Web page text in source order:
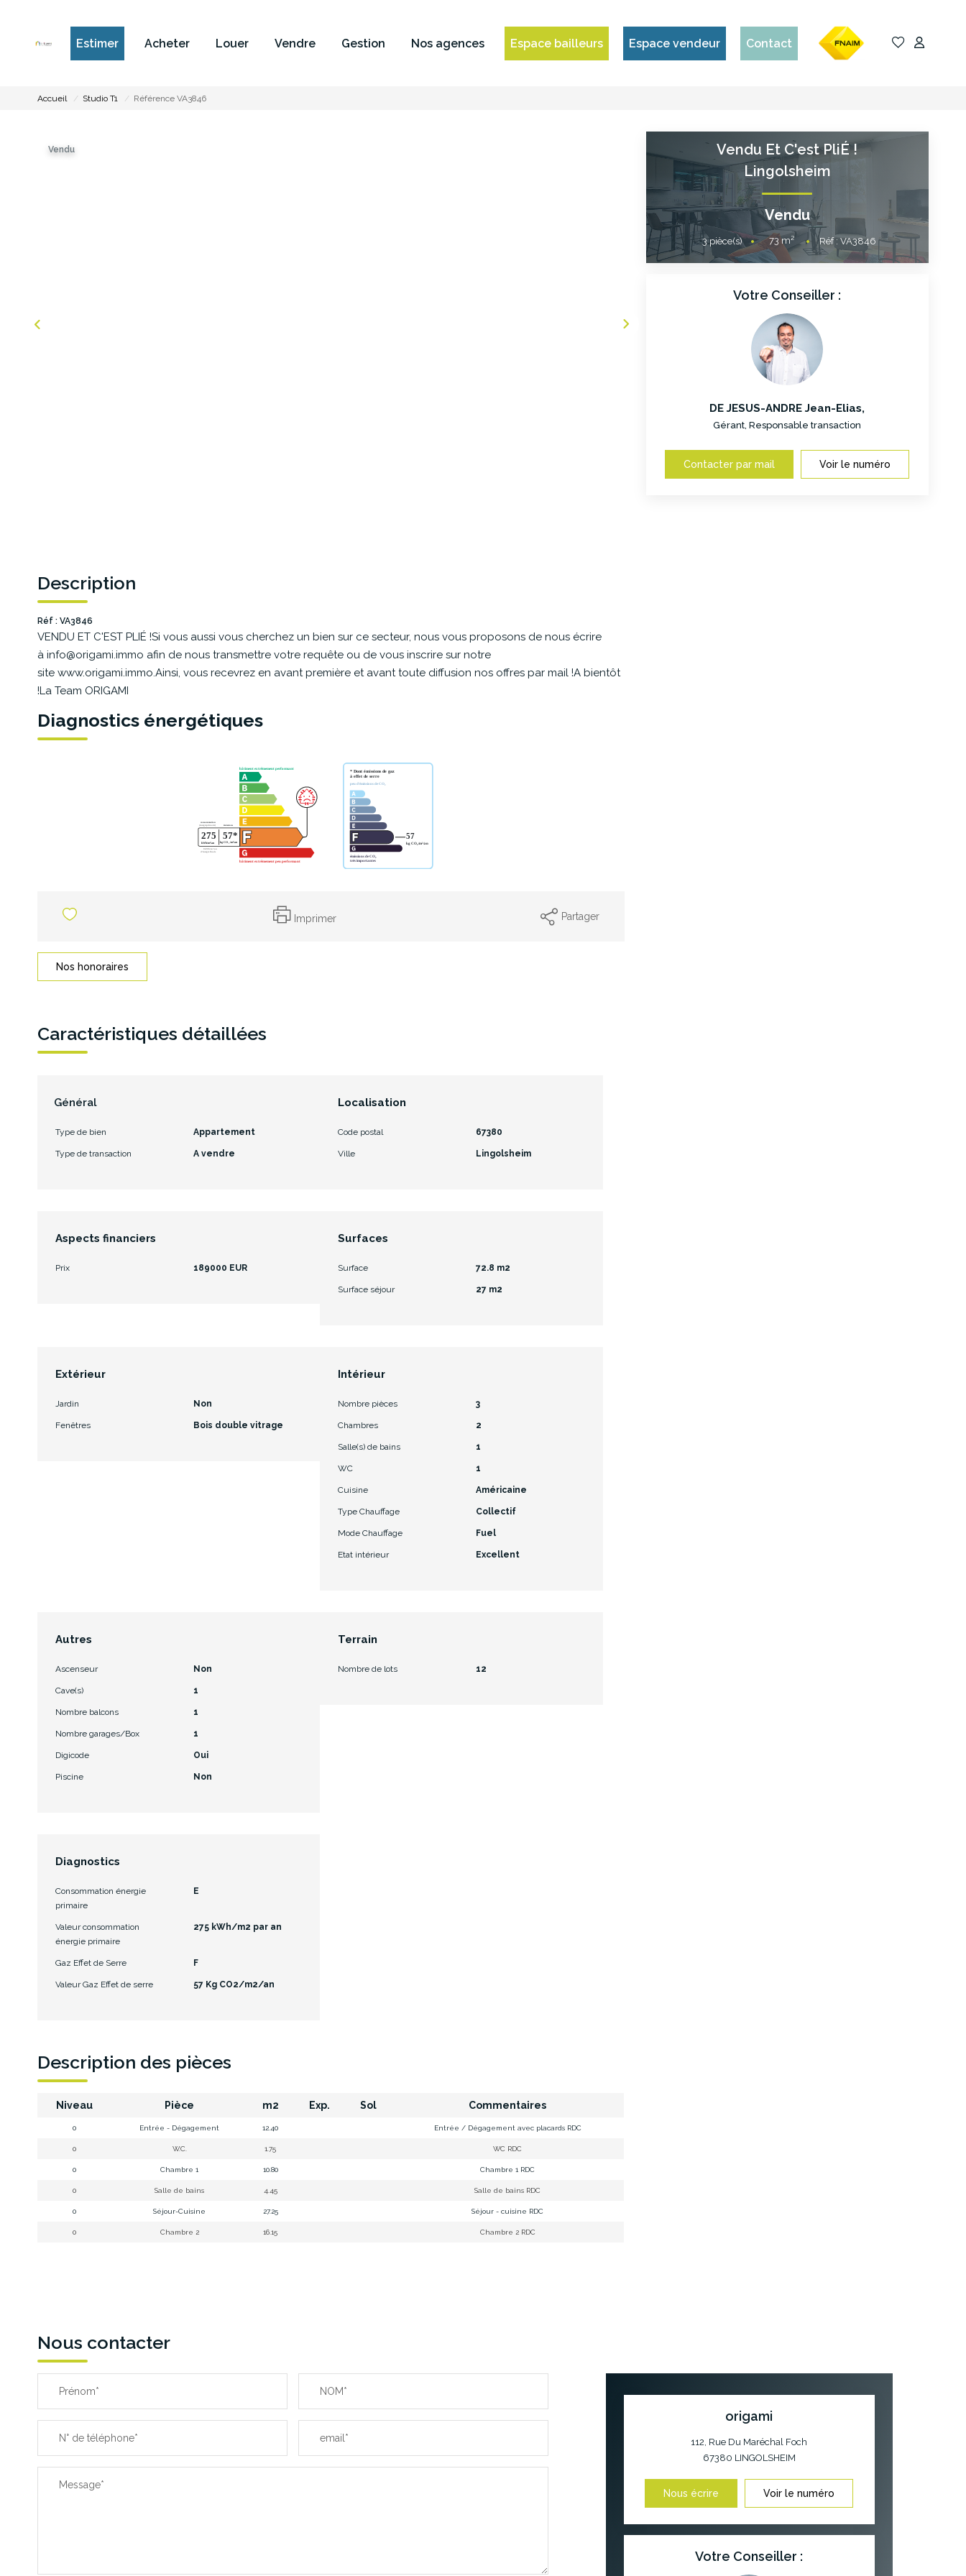
Estimer Acheter Louer Vendre Gestion Nos agences Espace bailleurs Espace vendeur Contact
Accueil Studio T1 Référence VA3846
Vendu
Description
Réf : VA3846
VENDU ET C'EST PLIÉ !Si vous aussi vous cherchez un bien sur ce secteur, nous vous proposons de nous écrire
à info@origami.immo afin de nous transmettre votre requête ou de vous inscrire sur notre
site www.origami.immo.Ainsi, vous recevrez en avant première et avant toute diffusion nos offres par mail !A bientôt
!La Team ORIGAMI
Diagnostics énergétiques
Imprimer Partager
Nos honoraires
Caractéristiques détaillées
Général
Type de bien Appartement
Type de transaction A vendre
Localisation
Code postal 67380
Ville Lingolsheim
Aspects financiers
Prix 189000 EUR
Surfaces
Surface 72.8 m2
Surface séjour 27 m2
Extérieur
Jardin Non
Fenêtres Bois double vitrage
Intérieur
Nombre pièces 3
Chambres 2
Salle(s) de bains 1
WC 1
Cuisine Américaine
Type Chauffage Collectif
Mode Chauffage Fuel
Etat intérieur Excellent
Autres
Ascenseur Non
Cave(s) 1
Nombre balcons 1
Nombre garages/Box 1
Digicode Oui
Piscine Non
Terrain
Nombre de lots 12
Diagnostics
Consommation énergie
primaire
E
Valeur consommation
énergie primaire
275 kWh/m2 par an
Gaz Effet de Serre F
Valeur Gaz Effet de serre 57 Kg CO2/m2/an
Description des pièces
Niveau Pièce m2 Exp. Sol Commentaires
0 Entrée - Dégagement 12.40 Entrée / Dégagement avec placards RDC
0 W.C. 1.75 WC RDC
0 Chambre 1 10.80 Chambre 1 RDC
0 Salle de bains 4.45 Salle de bains RDC
0 Séjour-Cuisine 27.25 Séjour - cuisine RDC
0 Chambre 2 16.15 Chambre 2 RDC
Vendu Et C'est PliÉ !
Lingolsheim
Vendu
3pièce(s) 73m² Réf :VA3846
Votre Conseiller :
DE JESUS-ANDRE Jean-Elias,
Gérant, Responsable transaction
Contacter par mail Voir le numéro
Nous contacter
Prénom* NOM*
N° de téléphone* email*
Message*
origami
112, Rue Du Maréchal Foch
67380 LINGOLSHEIM
Nous écrire Voir le numéro
Votre Conseiller :